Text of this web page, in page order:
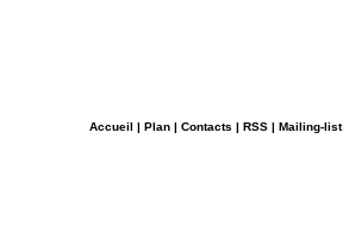
Accueil | Plan | Contacts | RSS | Mailing-list